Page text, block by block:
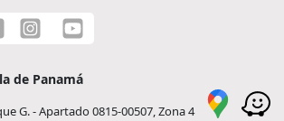
de Panamá
G. - Apartado 0815-00507, Zona 4